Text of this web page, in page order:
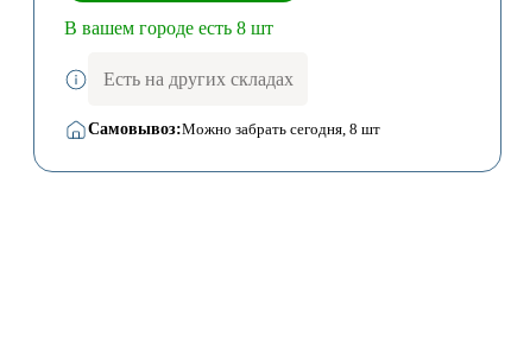
В вашем городе есть 8 шт
Есть на других складах
Самовывоз:Можно забрать сегодня, 8 шт